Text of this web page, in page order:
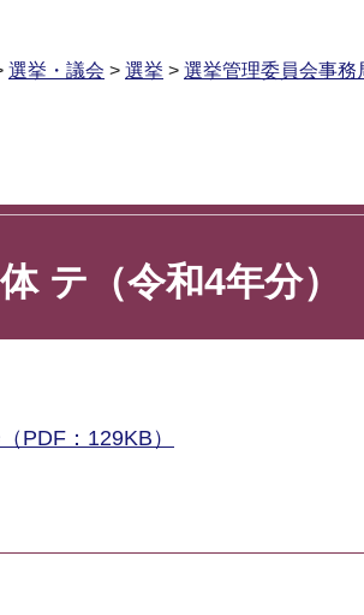
選挙・議会 > 選挙 > 選挙管理委員会事務
テ（令和4年分）
PDF：129KB）